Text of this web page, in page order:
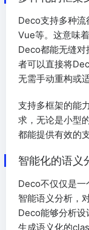
Deco支持多种流
Vue等。这意味
Deco都能无缝对
者可以直接将
无需手动重构或
支持多框架的能
求，无论是小型
都能提供有效的支
智能化的语义
Deco不仅仅是一
智能语义分析，
Deco能够分析设
生成语义化的